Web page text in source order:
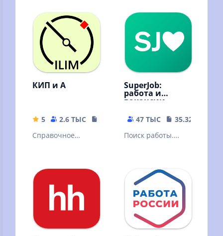
России
КИП и А
5 2.6 ТЫС
Справочное
и А
SuperJob:
работа и
вакансии
47 ТЫС
35.32 MB
Поиск работы.